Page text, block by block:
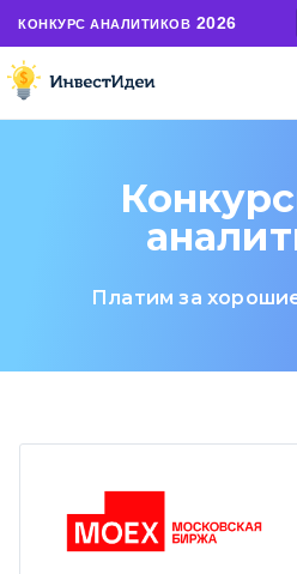
КОНКУРС АНАЛИТИКОВ 2026
Платим за